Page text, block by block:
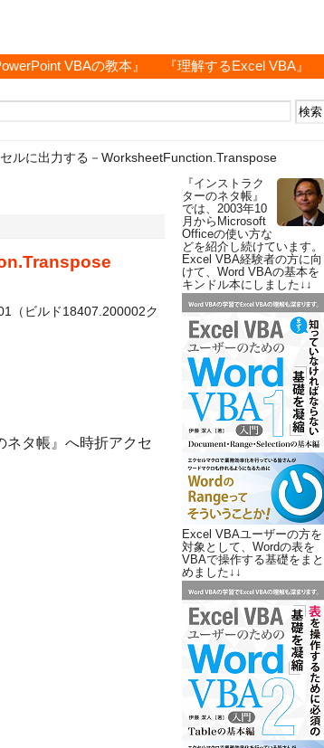
VBAの教本』 『理解するExcel VBA』
ルに出力する－WorksheetFunction.Transpose
（ビルド18407.200002ク
ネタ帳』へ時折アクセ
『インストラク
ターのネタ帳』
では、2003年10
月からMicrosoft
Officeの使い方な
どを紹介し続けています。
Excel VBA経験者の方に向
けて、Word VBAの基本を
キンドル本にしました↓↓
Excel VBAユーザーの方を
対象として、Wordの表を
VBAで操作する基礎をまと
めました↓↓